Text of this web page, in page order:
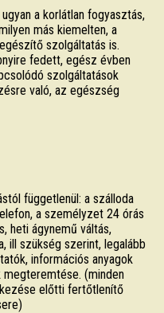
a korlátlan fogyasztás,
más kiemelten, a
szolgáltatás is.
fedett, egész évben
szolgáltatások
való, az egészség
függetlenül: a szálloda
a személyzet 24 órás
heti ágynemű váltás,
ill szükség szerint, legalább
információs anyagok
megteremtése. (minden
előtti fertőtlenítő